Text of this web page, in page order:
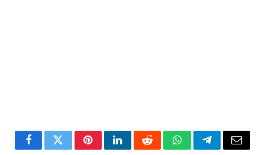
FacebookTwitterPinterestLinkedInRedditWhatsAppTelegramEmail